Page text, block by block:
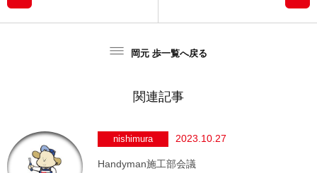
岡元 歩一覧へ戻る
関連記事
nishimura 2023.10.27
Handyman施工部会議